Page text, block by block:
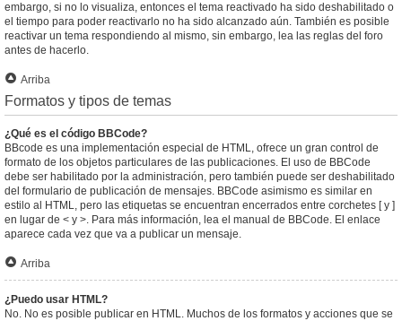
embargo, si no lo visualiza, entonces el tema reactivado ha sido deshabilitado o
el tiempo para poder reactivarlo no ha sido alcanzado aún. También es posible
reactivar un tema respondiendo al mismo, sin embargo, lea las reglas del foro
antes de hacerlo.
Arriba
Formatos y tipos de temas
¿Qué es el código BBCode?
BBcode es una implementación especial de HTML, ofrece un gran control de
formato de los objetos particulares de las publicaciones. El uso de BBCode
debe ser habilitado por la administración, pero también puede ser deshabilitado
del formulario de publicación de mensajes. BBCode asimismo es similar en
estilo al HTML, pero las etiquetas se encuentran encerrados entre corchetes [ y ]
en lugar de < y >. Para más información, lea el manual de BBCode. El enlace
aparece cada vez que va a publicar un mensaje.
Arriba
¿Puedo usar HTML?
No. No es posible publicar en HTML. Muchos de los formatos y acciones que se